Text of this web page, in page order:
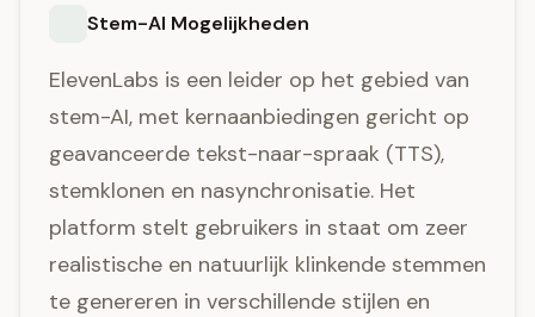
Stem-AI Mogelijkheden
ElevenLabs is een leider op het gebied van
stem-AI, met kernaanbiedingen gericht op
geavanceerde tekst-naar-spraak (TTS),
stemklonen en nasynchronisatie. Het
platform stelt gebruikers in staat om zeer
realistische en natuurlijk klinkende stemmen
te genereren in verschillende stijlen en